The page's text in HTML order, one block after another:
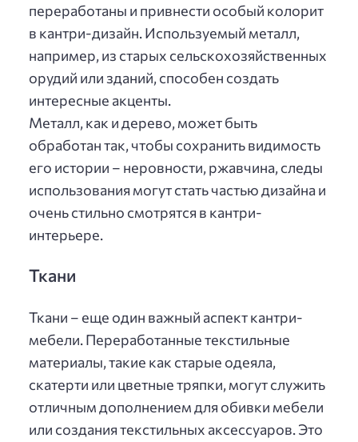
переработаны и привнести особый колорит
в кантри-дизайн. Используемый металл,
например, из старых сельскохозяйственных
орудий или зданий, способен создать
интересные акценты.
Металл, как и дерево, может быть
обработан так, чтобы сохранить видимость
его истории – неровности, ржавчина, следы
использования могут стать частью дизайна и
очень стильно смотрятся в кантри-
интерьере.
Ткани
Ткани – еще один важный аспект кантри-
мебели. Переработанные текстильные
материалы, такие как старые одеяла,
скатерти или цветные тряпки, могут служить
отличным дополнением для обивки мебели
или создания текстильных аксессуаров. Это